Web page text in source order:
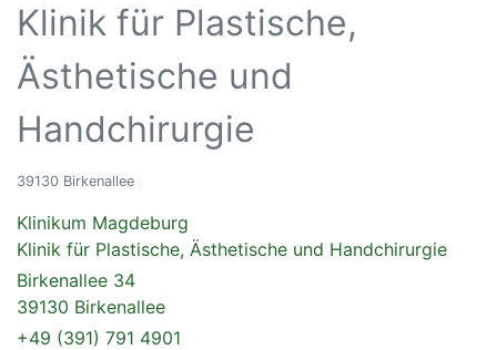
Klinik für Plastische,
Ästhetische und
Handchirurgie
39130 Birkenallee
Klinikum Magdeburg
Klinik für Plastische, Ästhetische und Handchirurgie
Birkenallee 34
39130 Birkenallee
+49 (391) 791 4901